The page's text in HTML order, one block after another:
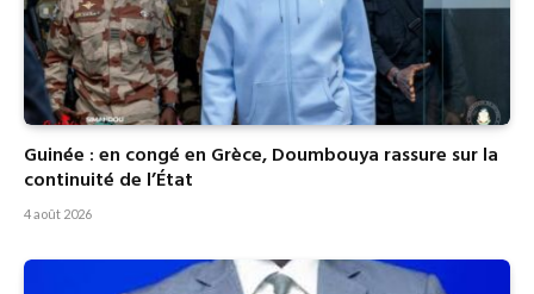
Guinée : en congé en Grèce, Doumbouya rassure sur la
continuité de l’État
4 août 2026